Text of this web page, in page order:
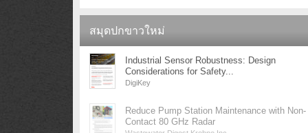
สมุดปกขาวใหม่
Industrial Sensor Robustness: Design
Considerations for Safety...
DigiKey
Reduce Pump Station Maintenance with Non-
Contact 80 GHz Radar